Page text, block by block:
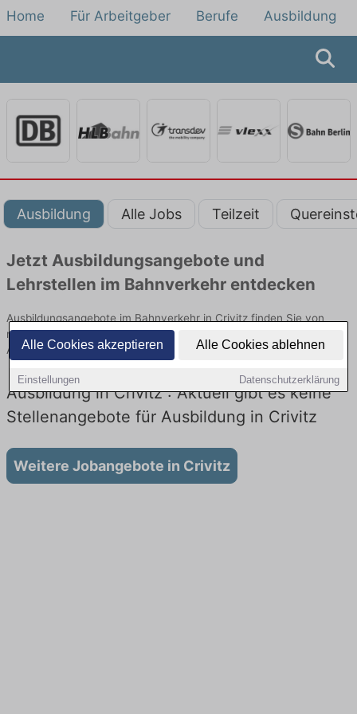
Alle Cookies akzeptieren Alle Cookies ablehnen
Einstellungen Datenschutzerklärung
Home Für Arbeitgeber Berufe Ausbildung
Ausbildung Alle Jobs Teilzeit
Jetzt Ausbildungsangebote und
Lehrstellen im Bahnverkehr entdecken
Ausbildungsangebote im Bahnverkehr in Crivitz finden Sie von
namhaften Firmen. Entdecken Sie freie Optionen von Top-
Arbeitgebern und bewerben Sie sich noch heute.
Ausbildung in Crivitz : Aktuell gibt es keine
Stellenangebote für Ausbildung in Crivitz
Weitere Jobangebote in Crivitz